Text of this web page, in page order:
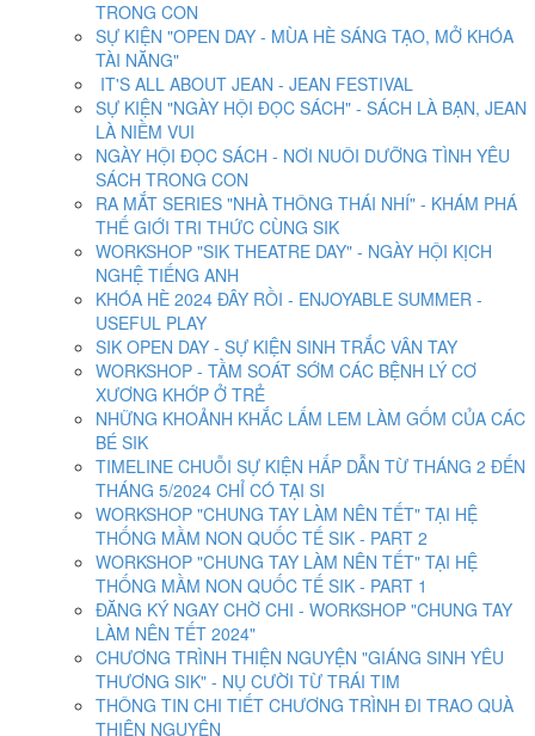
TRONG CON
SỰ KIỆN "OPEN DAY - MÙA HÈ SÁNG TẠO, MỞ KHÓA
TÀI NĂNG"
IT'S ALL ABOUT JEAN - JEAN FESTIVAL
SỰ KIỆN "NGÀY HỘI ĐỌC SÁCH" - SÁCH LÀ BẠN, JEAN
LÀ NIỀM VUI
NGÀY HỘI ĐỌC SÁCH - NƠI NUÔI DƯỠNG TÌNH YÊU
SÁCH TRONG CON
RA MẮT SERIES "NHÀ THÔNG THÁI NHÍ" - KHÁM PHÁ
THẾ GIỚI TRI THỨC CÙNG SIK
WORKSHOP "SIK THEATRE DAY" - NGÀY HỘI KỊCH
NGHỆ TIẾNG ANH
KHÓA HÈ 2024 ĐÂY RỒI - ENJOYABLE SUMMER -
USEFUL PLAY
SIK OPEN DAY - SỰ KIỆN SINH TRẮC VÂN TAY
WORKSHOP - TẦM SOÁT SỚM CÁC BỆNH LÝ CƠ
XƯƠNG KHỚP Ở TRẺ
NHỮNG KHOẢNH KHẮC LẤM LEM LÀM GỐM CỦA CÁC
BÉ SIK
TIMELINE CHUỖI SỰ KIỆN HẤP DẪN TỪ THÁNG 2 ĐẾN
THÁNG 5/2024 CHỈ CÓ TẠI SI
WORKSHOP "CHUNG TAY LÀM NÊN TẾT" TẠI HỆ
THỐNG MẦM NON QUỐC TẾ SIK - PART 2
WORKSHOP "CHUNG TAY LÀM NÊN TẾT" TẠI HỆ
THỐNG MẦM NON QUỐC TẾ SIK - PART 1
ĐĂNG KÝ NGAY CHỜ CHI - WORKSHOP "CHUNG TAY
LÀM NÊN TẾT 2024"
CHƯƠNG TRÌNH THIỆN NGUYỆN "GIÁNG SINH YÊU
THƯƠNG SIK" - NỤ CƯỜI TỪ TRÁI TIM
THÔNG TIN CHI TIẾT CHƯƠNG TRÌNH ĐI TRAO QUÀ
THIỆN NGUYỆN